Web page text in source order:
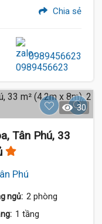
Chia sẻ
0989456623
30
Tân Phú, 33
Phú
ngủ: 2 phòng
1 tầng